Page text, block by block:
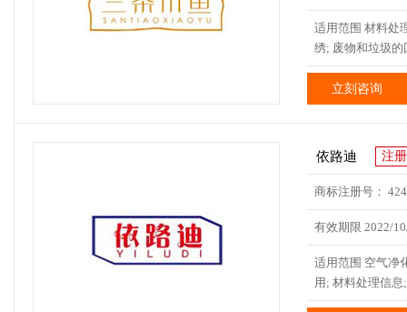
适用范围 材料处
绣; 废物和垃圾的
立刻咨询
依路迪 注
商标注册号：
有效期限 2022/
适用范围 空气净
用; 材料处理信息